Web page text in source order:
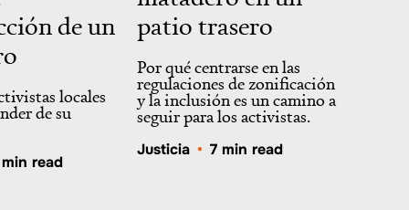
de un
locales
de su
read
patio trasero
Por qué centrarse en las
regulaciones de zonificación
y la inclusión es un camino a
seguir para los activistas.
Justicia • 7 min read